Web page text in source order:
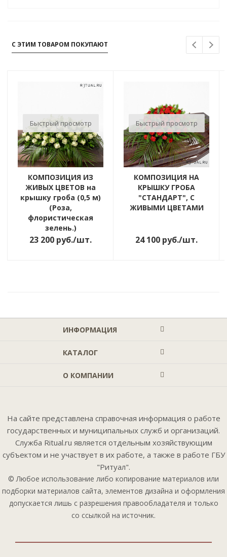
С ЭТИМ ТОВАРОМ ПОКУПАЮТ
Быстрый просмотр
КОМПОЗИЦИЯ ИЗ
ЖИВЫХ ЦВЕТОВ на
крышку гроба (0,5 м)
(Роза,
флористическая
зелень.)
23 200 руб./шт.
Быстрый просмотр
КОМПОЗИЦИЯ НА
КРЫШКУ ГРОБА
"СТАНДАРТ", С
ЖИВЫМИ ЦВЕТАМИ
24 100 руб./шт.
ИНФОРМАЦИЯ
КАТАЛОГ
О КОМПАНИИ
На сайте представлена справочная информация о работе
государственных и муниципальных служб и организаций.
Служба Ritual.ru является отдельным хозяйствующим
субъектом и не участвует в их работе, а также в работе ГБУ
"Ритуал".
© Любое использование либо копирование материалов или
подборки материалов сайта, элементов дизайна и оформления
допускается лишь с разрешения правообладателя и только
со ссылкой на источник.